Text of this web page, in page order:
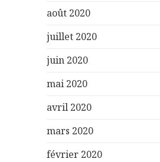
août 2020
juillet 2020
juin 2020
mai 2020
avril 2020
mars 2020
février 2020